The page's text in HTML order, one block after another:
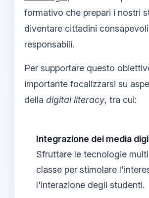
formativo che prepari i nostri
diventare cittadini
responsabili.
Per supportare questo
importante focalizzarsi su
della digital literacy, tra cui:
Integrazione dei media
Sfruttare le tecnologie
classe per stimolare
l'interazione degli studenti.